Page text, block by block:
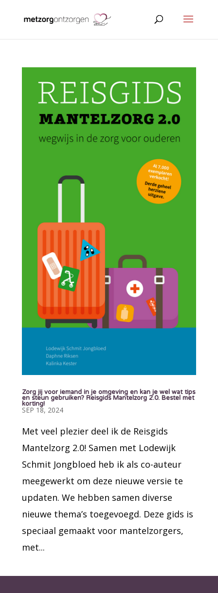
Zorg jij voor iemand in je omgeving en kan je wel wat tips
en steun gebruiken? Reisgids Mantelzorg 2.0. Bestel met
korting!
SEP 18, 2024
Met veel plezier deel ik de Reisgids
Mantelzorg 2.0! Samen met Lodewijk
Schmit Jongbloed heb ik als co-auteur
meegewerkt om deze nieuwe versie te
updaten. We hebben samen diverse
nieuwe thema’s toegevoegd. Deze gids is
speciaal gemaakt voor mantelzorgers,
met...